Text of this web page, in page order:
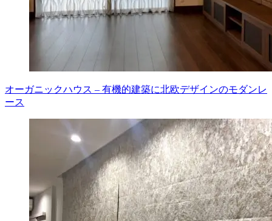
オーガニックハウス – 有機的建築に北欧デザインのモダンレ
ース